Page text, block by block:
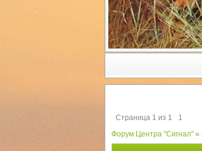
Страница 1 из 1
1
Форум Центра "Сигнал" »